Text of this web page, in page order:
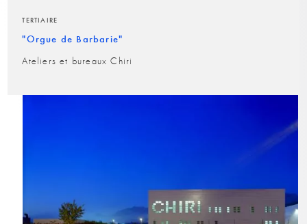
TERTIAIRE
"Orgue de Barbarie"
Ateliers et bureaux Chiri